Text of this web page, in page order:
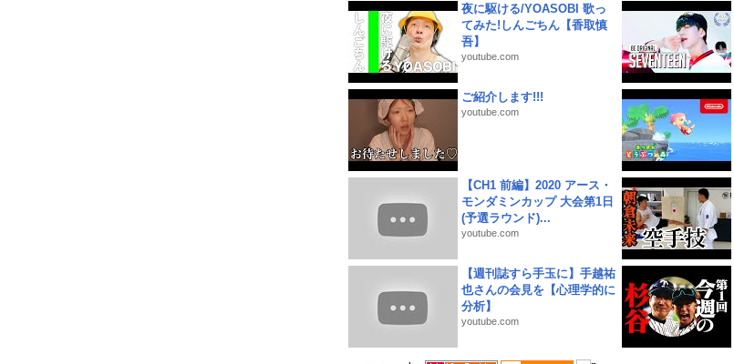
夜に駆ける/YOASOBI 歌っ
てみた!しんごちん【香取慎
吾】
youtube.com
ご紹介します!!!
youtube.com
【CH1 前編】2020 アース・
モンダミンカップ 大会第1日
(予選ラウンド)...
youtube.com
【週刊誌すら手玉に】手越祐
也さんの会見を【心理学的に
分析】
youtube.com